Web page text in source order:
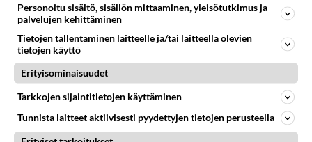
Crème brûlée tai
suomalaisittain Creme brulee
on ranskalainen
klassikkojälkkäri. Menee
mainiosti fiinimmissäkin
dinnereissä!
Raikas mojito maistuu
lämpimänä kesäpäivänä.
Personoitu sisältö, sisällön mittaaminen, yleisötutkimus ja
palvelujen kehittäminen
Tietojen tallentaminen laitteelle ja/tai laitteella olevien
tietojen käyttö
Erityisominaisuudet
Tarkkojen sijaintitietojen käyttäminen
Tunnista laitteet aktiivisesti pyydettyjen tietojen perusteella